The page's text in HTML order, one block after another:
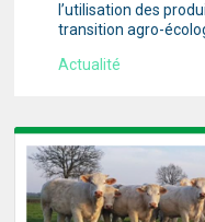
l’utilisation des
transition agro-
Actualité